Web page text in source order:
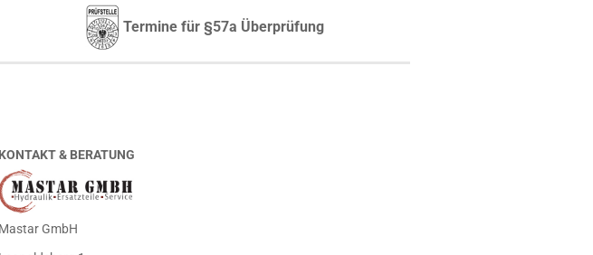
Termine für §57a Überprüfung
KONTAKT & BERATUNG
Mastar GmbH